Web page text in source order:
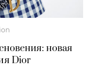
новая
Dior